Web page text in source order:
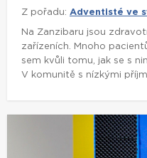
Z pořadu: Adventisté ve
Na Zanzibaru jsou
zařízeních. Mnoho
sem kvůli tomu, jak se s
V komunitě s nízkými